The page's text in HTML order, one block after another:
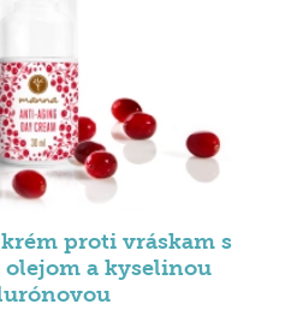
proti vráskam s
a kyselinou